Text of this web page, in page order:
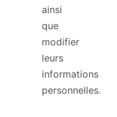
ainsi
que
modifier
leurs
informations
personnelles.